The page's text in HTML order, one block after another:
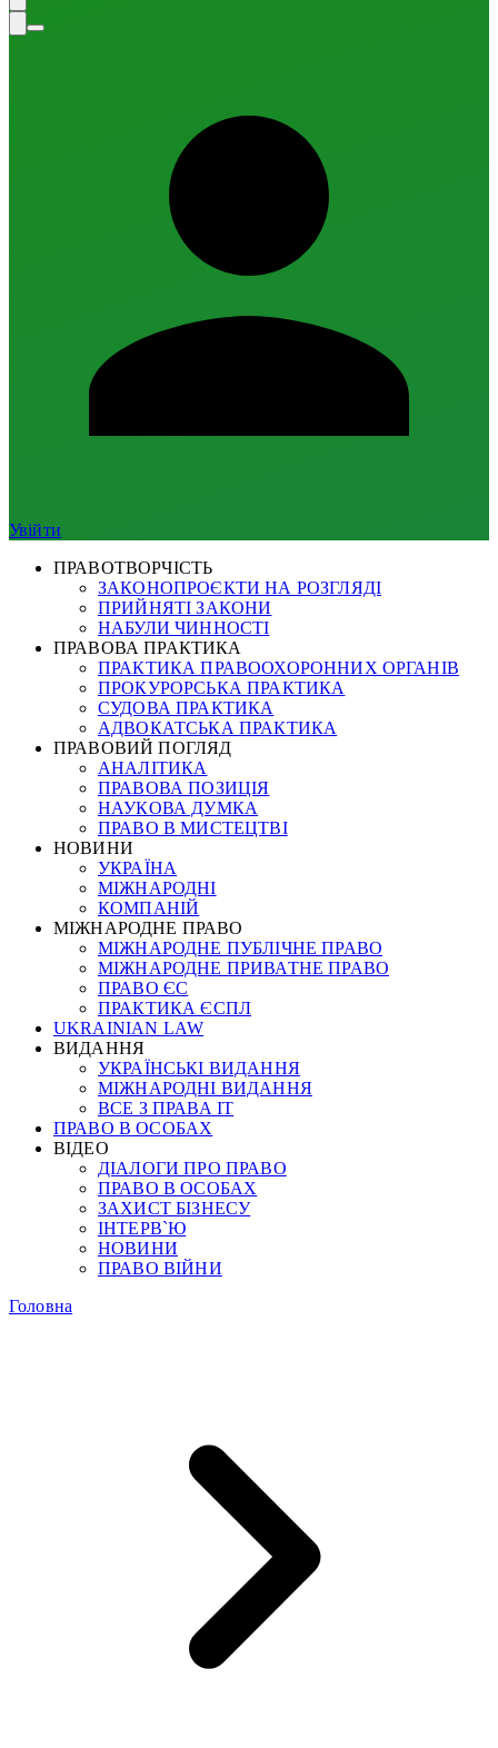
Увійти
ПРАВОТВОРЧІСТЬ
ЗАКОНОПРОЄКТИ НА РОЗГЛЯДІ
ПРИЙНЯТІ ЗАКОНИ
НАБУЛИ ЧИННОСТІ
ПРАВОВА ПРАКТИКА
ПРАКТИКА ПРАВООХОРОННИХ ОРГАНІВ
ПРОКУРОРСЬКА ПРАКТИКА
СУДОВА ПРАКТИКА
АДВОКАТСЬКА ПРАКТИКА
ПРАВОВИЙ ПОГЛЯД
АНАЛІТИКА
ПРАВОВА ПОЗИЦІЯ
НАУКОВА ДУМКА
ПРАВО В МИСТЕЦТВІ
НОВИНИ
УКРАЇНА
МІЖНАРОДНІ
КОМПАНІЙ
МІЖНАРОДНЕ ПРАВО
МІЖНАРОДНЕ ПУБЛІЧНЕ ПРАВО
МІЖНАРОДНЕ ПРИВАТНЕ ПРАВО
ПРАВО ЄС
ПРАКТИКА ЄСПЛ
UKRAINIAN LAW
ВИДАННЯ
УКРАЇНСЬКІ ВИДАННЯ
МІЖНАРОДНІ ВИДАННЯ
ВСЕ З ПРАВА ІТ
ПРАВО В ОСОБАХ
ВІДЕО
ДІАЛОГИ ПРО ПРАВО
ПРАВО В ОСОБАХ
ЗАХИСТ БІЗНЕСУ
ІНТЕРВ`Ю
НОВИНИ
ПРАВО ВІЙНИ
Головна